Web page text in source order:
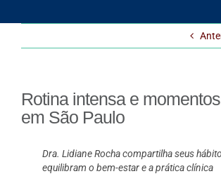
Rotina intensa e
em São Paulo
Dra. Lidiane Rocha compartilha seus
equilibram o bem-estar e a prática clínica